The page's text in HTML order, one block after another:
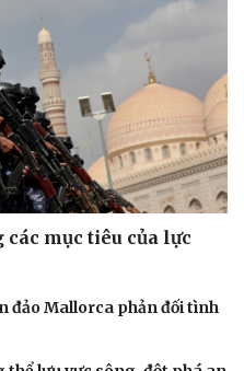
các mục tiêu của lực
đảo Mallorca phản đối tình